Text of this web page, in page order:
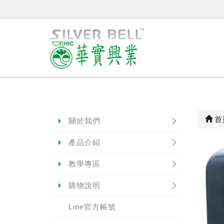
關於我們
產品介紹
教學專區
購物說明
Line官方帳號
首